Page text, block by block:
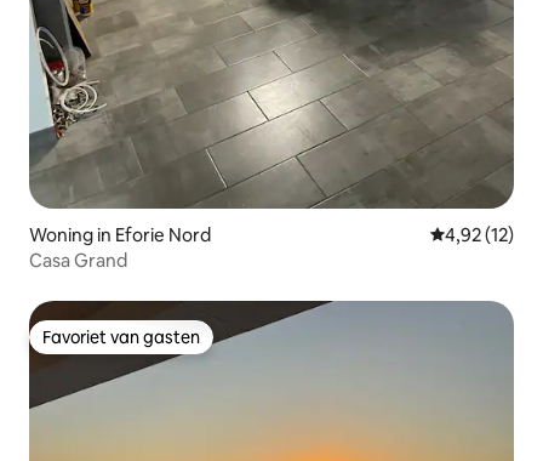
Woning in Eforie Nord Gemiddelde
4,92 (12)
Casa Grand
Favoriet van gasten
Favoriet van gasten